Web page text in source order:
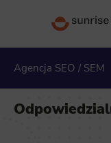
Agencja SEO / SEM